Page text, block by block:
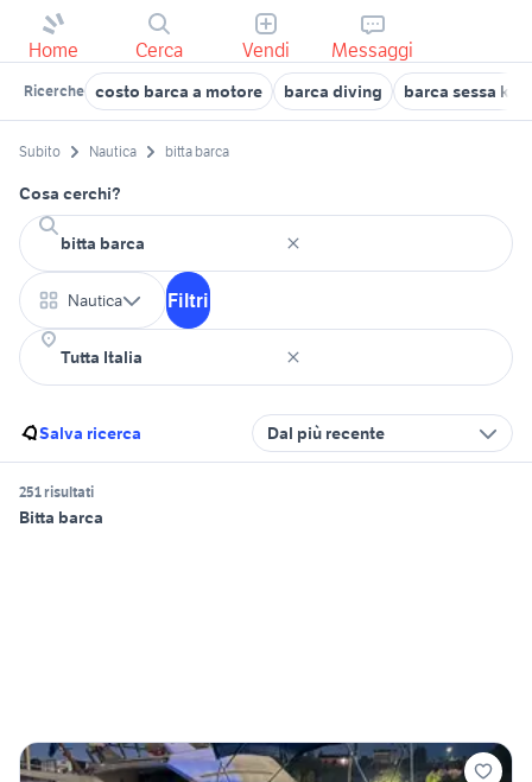
Home Cerca Vendi Messaggi
Ricerche costo barca a motore barca diving barca sessa
Subito Nautica bitta barca
Cosa cerchi?
Nautica Filtri
Salva ricerca Dal più recente
251 risultati
Bitta barca